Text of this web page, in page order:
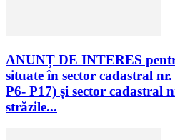
ANUNȚ DE INTERES
situate în sector cadastral
P6- P17) și sector cadastral
străzile...